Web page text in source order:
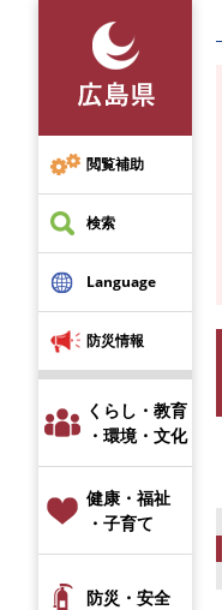
先
頭
で
す
閲覧補助
検索
Language
防災情報
くらし・教育
・環境・文化
健康・福祉
・子育て
防災・安全